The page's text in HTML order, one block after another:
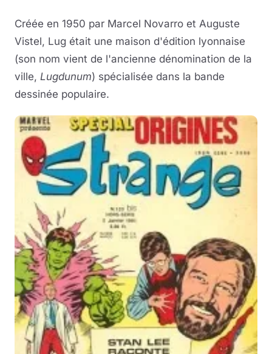
Créée en 1950 par Marcel Novarro et Auguste
Vistel, Lug était une maison d'édition lyonnaise
(son nom vient de l'ancienne dénomination de la
ville, Lugdunum) spécialisée dans la bande
dessinée populaire.